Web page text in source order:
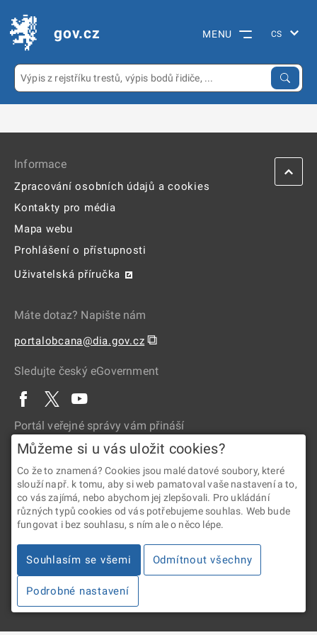
gov.cz MENU
Informace
Zpracování osobních údajů a cookies
Kontakty pro média
Mapa webu
Prohlášení o přístupnosti
Uživatelská příručka
Máte dotaz? Napište nám
portalobcana@dia.gov.cz ⧉
Sledujte český eGovernment
Portál veřejné správy vám přináší
2026 © Digitální a informační agentura • Informace jsou poskytovány
v souladu se zákonem č. 106/1999 Sb., o svobodném přístupu
Verze 4.2.288
Můžeme si u vás uložit cookies?
Co že to znamená? Cookies jsou malé datové soubory, které
slouží např. k tomu, aby si web pamatoval vaše nastavení a to,
co vás zajímá, nebo abychom jej zlepšovali. Pro ukládání
různých typů cookies od vás potřebujeme souhlas. Web bude
fungovat i bez souhlasu, s ním ale o něco lépe.
Souhlasím se všemi Odmítnout všechny
Podrobné nastavení